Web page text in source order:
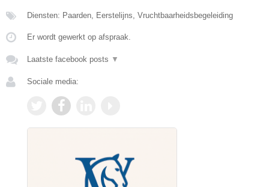
Diensten: Paarden, Eerstelijns, Vruchtbaarheidsbegeleiding
Er wordt gewerkt op afspraak.
Laatste facebook posts ▼
Sociale media: